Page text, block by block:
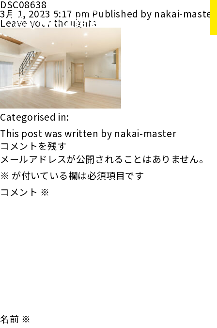
DSC08638
3月 1, 2023 5:17 pm Published by nakai-master
Leave your thoughts
Categorised in:
This post was written by nakai-master
コメントを残す
メールアドレスが公開されることはありません。
※ が付いている欄は必須項目です
コメント ※
名前 ※